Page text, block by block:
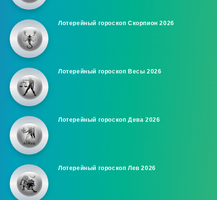
Лотерейный гороскоп Скорпион 2026
Лотерейный гороскоп Весы 2026
Лотерейный гороскоп Дева 2026
Лотерейный гороскоп Лев 2026